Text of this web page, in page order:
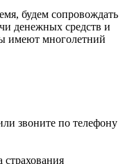
будем сопровождать
денежных средств и
имеют многолетний
звоните по телефону
страхования